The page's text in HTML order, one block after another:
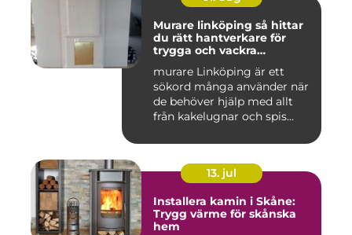
Murare linköping så hittar
du rätt hantverkare för
trygga och vackra
murare Linköping är ett
sökord många använder när
de behöver hjälp med allt
från kakelugnar och spis...
13. jul
Installera kamin i Skåne:
Trygg värme för skånska
hem